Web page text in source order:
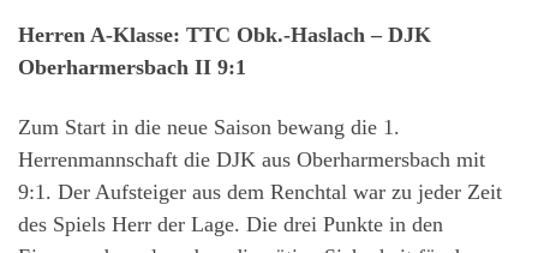
Herren A-Klasse: TTC Obk.-Haslach – DJK
Oberharmersbach II 9:1
Zum Start in die neue Saison bewang die 1.
Herrenmannschaft die DJK aus Oberharmersbach mit
9:1. Der Aufsteiger aus dem Renchtal war zu jeder Zeit
des Spiels Herr der Lage. Die drei Punkte in den